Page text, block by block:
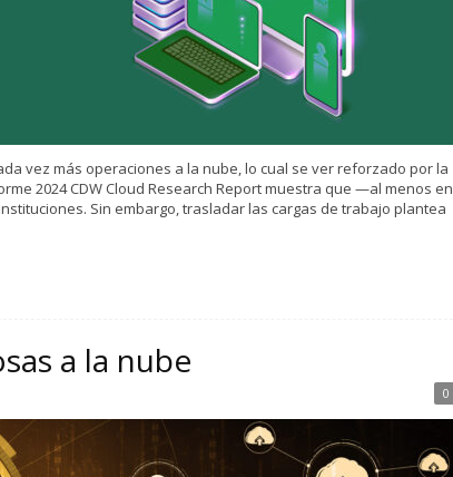
vez más operaciones a la nube, lo cual se ver reforzado por la
2024 CDW Cloud Research Report muestra que —al menos en
Sin embargo, trasladar las cargas de trabajo plantea
a la nube
0